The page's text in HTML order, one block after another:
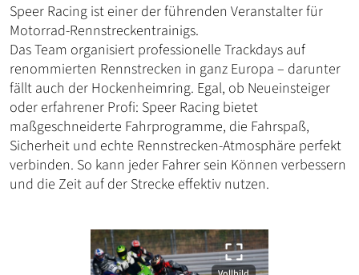
Speer Racing ist einer der führenden Veranstalter für
Motorrad-Rennstreckentrainigs.
Das Team organisiert professionelle Trackdays auf
renommierten Rennstrecken in ganz Europa – darunter
fällt auch der Hockenheimring. Egal, ob Neueinsteiger
oder erfahrener Profi: Speer Racing bietet
maßgeschneiderte Fahrprogramme, die Fahrspaß,
Sicherheit und echte Rennstrecken-Atmosphäre perfekt
verbinden. So kann jeder Fahrer sein Können verbessern
und die Zeit auf der Strecke effektiv nutzen.